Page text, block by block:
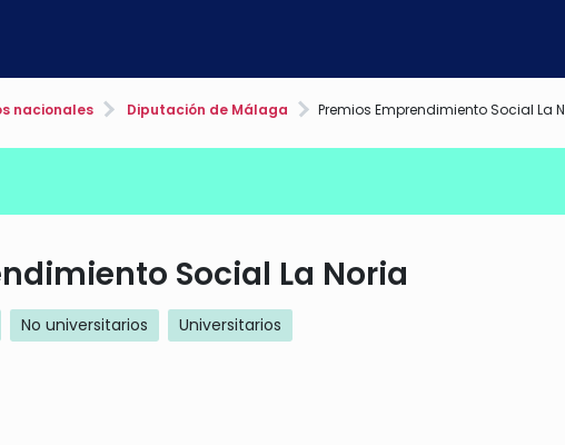
nacionales Diputación de Málaga Premios Emprendimiento Social La
Social La Noria
No universitarios Universitarios